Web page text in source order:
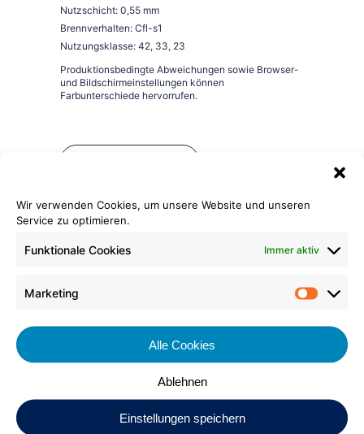
Wir verwenden Cookies, um unsere Website und unseren
Service zu optimieren.
Funktionale Cookies Immer aktiv
Marketing
Alle Cookies
Ablehnen
Einstellungen speichern
Nutzschicht: 0,55 mm
Brennverhalten: Cfl-s1
Nutzungsklasse: 42, 33, 23
DV Kunststoff-Vertriebs-GmbH & Co. KG